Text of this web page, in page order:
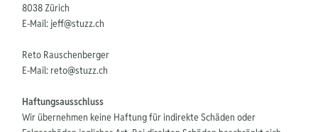
8038 Zürich
E-Mail: jeff@stuzz.ch
Reto Rauschenberger
E-Mail: reto@stuzz.ch
Haftungsausschluss
Wir übernehmen keine Haftung für indirekte Schäden oder